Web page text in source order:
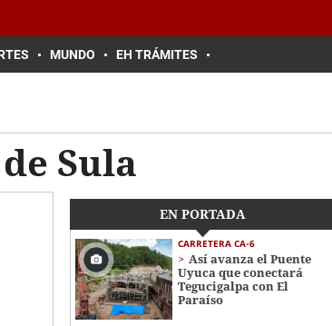
MUNDO EH TRÁMITES
Sula
EN PORTADA
CARRETERA CA-6
Así avanza el Puente
Uyuca que conectará
Tegucigalpa con El
Paraíso